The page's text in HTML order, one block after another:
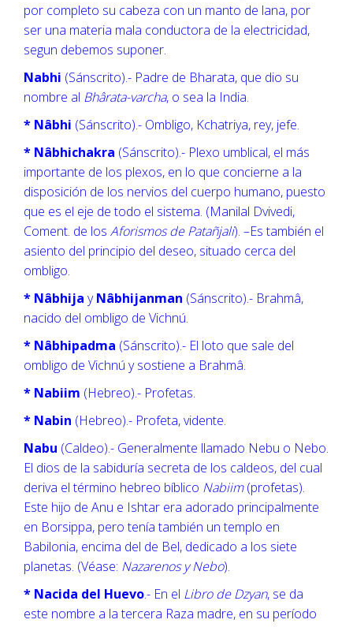
por completo su cabeza con un manto de lana, por
ser una materia mala conductora de la electricidad,
segun debemos suponer.
Nabhi (Sánscrito).- Padre de Bharata, que dio su
nombre al Bhârata-varcha, o sea la India.
* Nâbhi (Sánscrito).- Ombligo, Kchatriya, rey, jefe.
* Nâbhichakra (Sánscrito).- Plexo umblical, el más
importante de los plexos, en lo que concierne a la
disposición de los nervios del cuerpo humano, puesto
que es el eje de todo el sistema. (Manilal Dvivedi,
Coment. de los Aforismos de Patañjali). –Es también el
asiento del principio del deseo, situado cerca del
ombligo.
* Nâbhija yNâbhijanman (Sánscrito).- Brahmâ,
nacido del ombligo de Vichnú.
* Nâbhipadma (Sánscrito).- El loto que sale del
ombligo de Vichnú y sostiene a Brahmâ.
* Nabiim (Hebreo).- Profetas.
* Nabin (Hebreo).- Profeta, vidente.
Nabu (Caldeo).- Generalmente llamado Nebu o Nebo.
El dios de la sabiduría secreta de los caldeos, del cual
deriva el término hebreo bíblico Nabiim(profetas).
Este hijo de Anu e Ishtar era adorado principalmente
en Borsippa, pero tenía también un templo en
Babilonia, encima del de Bel, dedicado a los siete
planetas. (Véase: Nazarenos y Nebo).
* Nacida del Huevo.- En el Libro de Dzyan, se da
este nombre a la tercera Raza madre, en su período